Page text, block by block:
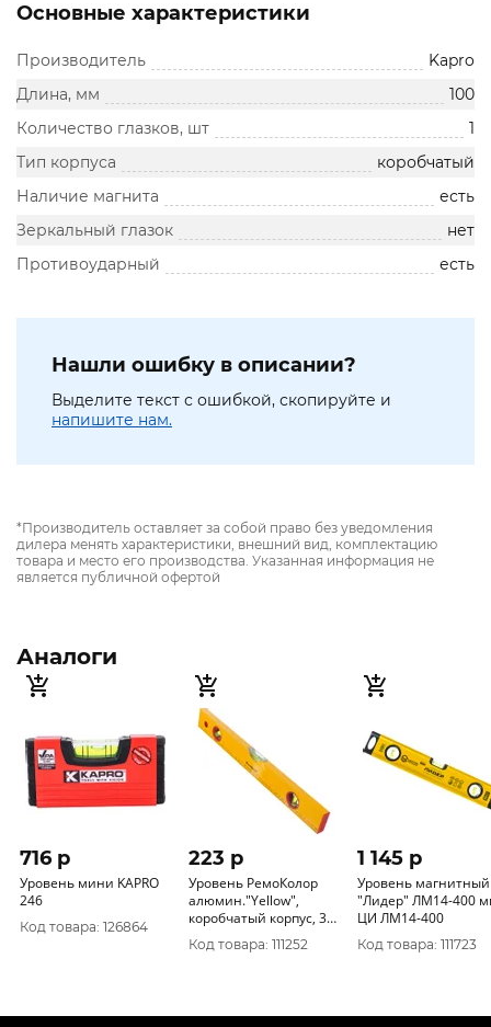
Основные характеристики
Производитель
Kapro
Длина, мм
100
Количество глазков, шт
1
Тип корпуса
коробчатый
Наличие магнита
есть
Зеркальный глазок
нет
Противоударный
есть
Нашли ошибку в описании?
Выделите текст с ошибкой, скопируйте и
напишите нам.
*Производитель оставляет за собой право без уведомления
дилера менять характеристики, внешний вид, комплектацию
товара и место его производства. Указанная информация не
является публичной офертой
Аналоги
716 p
Уровень мини KAPRO
246
Код товара: 126864
223 p
Уровень РемоКолор
алюмин."Yellow",
коробчатый корпус, 3
акриловых глазка,
линейка, 400мм, 17-0-
Код товара: 111252
1 145 p
Уровень магнитный
"Лидер" ЛМ14-400
ЦИ ЛМ14-400
Код товара: 111723